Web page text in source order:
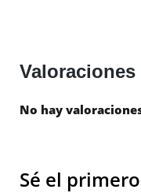
Valoraciones
No hay
Sé el